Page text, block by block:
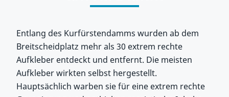
Entlang des Kurfürstendamms wurden ab dem
Breitscheidplatz mehr als 30 extrem rechte
Aufkleber entdeckt und entfernt. Die meisten
Aufkleber wirkten selbst hergestellt.
Hauptsächlich warben sie für eine extrem rechte